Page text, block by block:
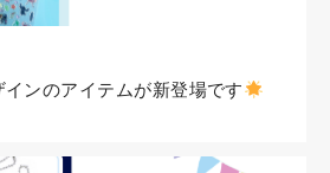
インのアイテムが新登場です